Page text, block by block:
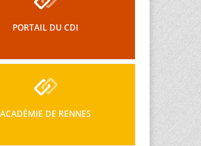
PORTAIL DU CDI
ACADÉMIE DE RENNES